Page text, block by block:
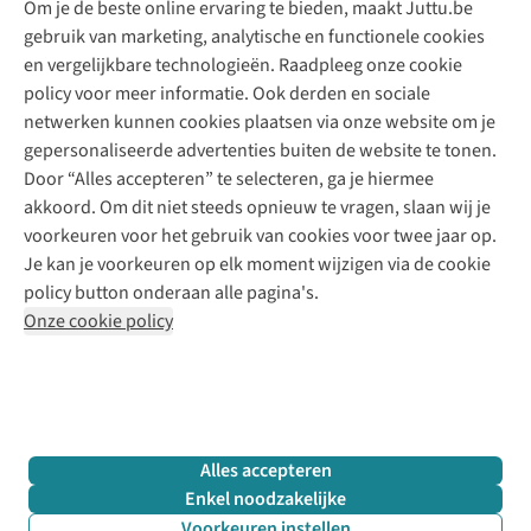
Om je de beste online ervaring te bieden, maakt Juttu.be
gebruik van marketing, analytische en functionele cookies
en vergelijkbare technologieën. Raadpleeg onze cookie
policy voor meer informatie. Ook derden en sociale
netwerken kunnen cookies plaatsen via onze website om je
gepersonaliseerde advertenties buiten de website te tonen.
Door “Alles accepteren” te selecteren, ga je hiermee
akkoord. Om dit niet steeds opnieuw te vragen, slaan wij je
voorkeuren voor het gebruik van cookies voor twee jaar op.
Je kan je voorkeuren op elk moment wijzigen via de cookie
policy button onderaan alle pagina's.
Onze cookie policy
Alles accepteren
Enkel noodzakelijke
10% studentenkorting
Klarna - achteraf betalen
Levering
Retourneren
Bestelling herroepen
Garantie
Contact
Kledingatelier
Personal shopping
Textielbox
Events / workshops
Juttu
Over ons
Juttu Friends
Inspiratie
Werken bij Juttu
Onze winkels
De wereld van Juttu
Verantwoord ondernemen
Toegankelijkheidsverklaring
Merken
Nathalie Vleeschouwer
Selected dames
HKLiving
Dickies
Sessùn
Strom
O My Bag
Revolution
Meld je aan voor de nieuwsbrief
Follow us
+32 (0)3 828 30 15 team@juttu.be
BTW BE 0416.762.280